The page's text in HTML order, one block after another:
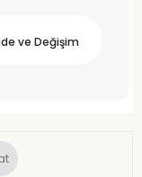
ve Değişim